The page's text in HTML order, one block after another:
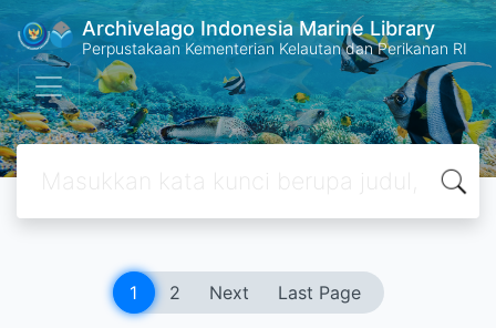
Archivelago Indonesia Marine Library
Perpustakaan Kementerian Kelautan dan Perikanan RI
1 2 Next Last Page